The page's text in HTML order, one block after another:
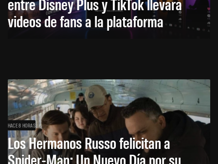
videos de fans a la plataforma
HACE 8 HORAS
Los Hermanos Russo felicitan a
Spider-Man: Un Nuevo Día por su